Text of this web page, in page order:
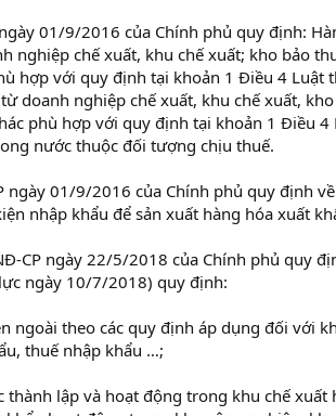
01/9/2016 của Chính phủ quy định:
nghiệp chế xuất, khu chế xuất; kho bảo
hợp với quy định tại khoản 1 Điều 4 Luật
doanh nghiệp chế xuất, khu chế xuất,
phù hợp với quy định tại khoản 1 Điều 4
nước thuộc đối tượng chịu thuế.
01/9/2016 của Chính phủ quy định
nhập khẩu để sản xuất hàng hóa xuất
CP ngày 22/5/2018 của Chính phủ quy
ngày 10/7/2018) quy định:
ngoài theo các quy định áp dụng đối với
thuế nhập khẩu …;
lập và hoạt động trong khu chế xuất